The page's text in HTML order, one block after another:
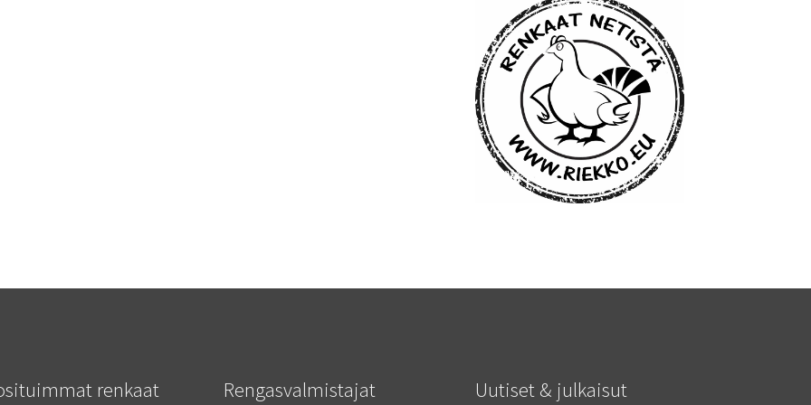
renkaat Rengasvalmistajat Uutiset & julkaisut